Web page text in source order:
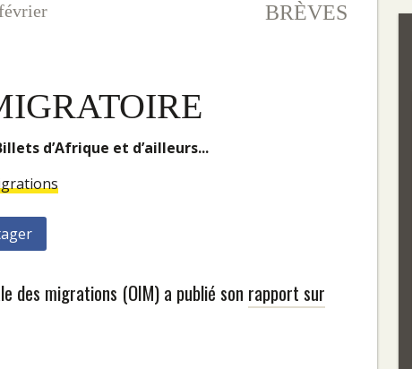
BRÈVES
d’Afrique et d’ailleurs...
des migrations (OIM) a publié son rapport sur